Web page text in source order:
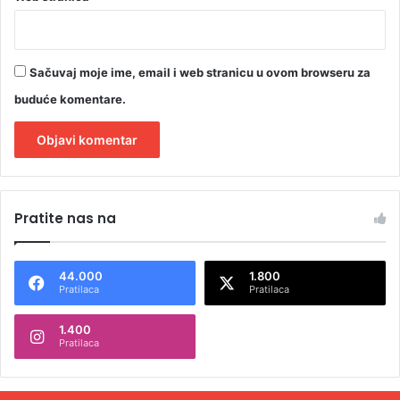
Sačuvaj moje ime, email i web stranicu u ovom browseru za
buduće komentare.
t
n
t
Pratite nas na
44.000
Pratilaca
1.800
Pratilaca
1.400
Pratilaca